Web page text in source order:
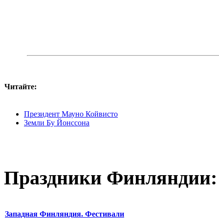
Читайте:
Президент Мауно Койвисто
Земли Бу Йонссона
Праздники Финляндии:
Западная Финляндия. Фестивали